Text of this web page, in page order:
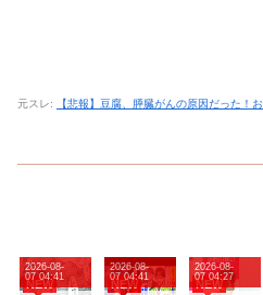
元スレ: 【悲報】豆腐、膵臓がんの原因だった！
NEW
2026-08-
07 04:41
NEW
2026-08-
07 04:41
NEW
2026-08-
07 04:27